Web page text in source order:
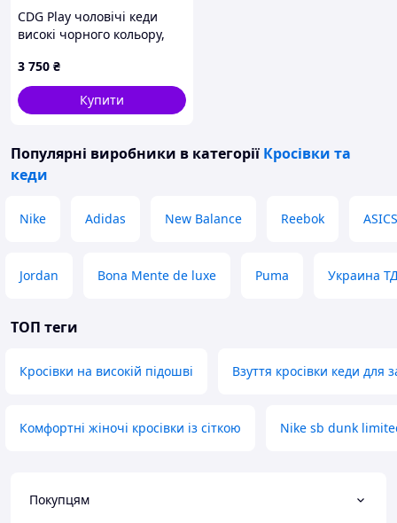
шльопанців і закінчуючи зимовими
чоботами.
Пишіть, телефонуйте, відповім на всі
CDG Play чоловічі кеди
високі чорного кольору,
3 750 ₴
Купити
Популярні виробники в категорії Кросівки та
кеди
Nike Adidas New Balance Reebok ASICS
Jordan Bona Mente de luxe Puma Украина
ТОП теги
Кросівки на високій підошві Взуття кросівки кеди для
Комфортні жіночі кросівки із сіткою Nike sb dunk
Покупцям